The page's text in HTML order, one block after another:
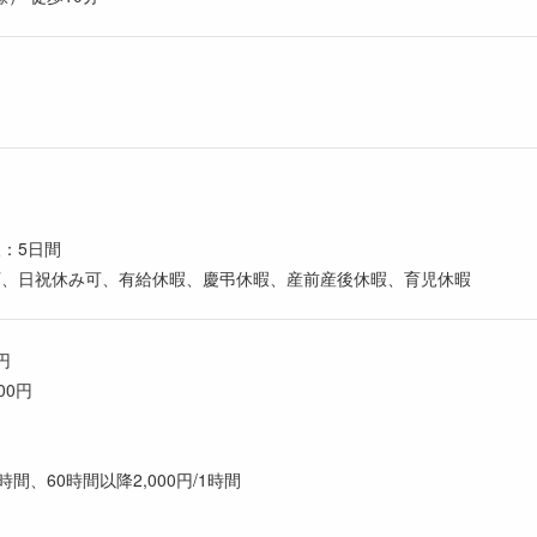
5日間
日祝休み可、有給休暇、慶弔休暇、産前産後休暇、育児休暇
円
間、60時間以降2,000円/1時間